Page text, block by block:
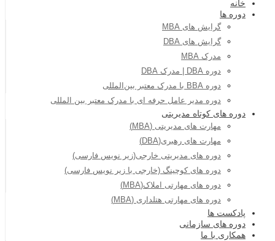
خانه
دوره ها
گرایش های MBA
گرایش های DBA
مدرک MBA
دوره DBA | مدرک DBA
دوره BBA با مدرک معتبر بین‌المللی
دوره مدیر عامل حرفه ای با مدرک معتبر بین المللی
دوره های کوتاه مدیریتی
مهارت های مدیریتی (MBA)
مهارت های رهبری(DBA)
دوره های مدیریتی خارجی(زیر نویس فارسی)
دوره های کوچینگ (خارجی با زیر نویس فارسی)
دوره های مهارتی املاک(MBA)
دوره های مهارتی هتلداری (MBA)
پادکست ها
دوره های سازمانی
همکاری با ما